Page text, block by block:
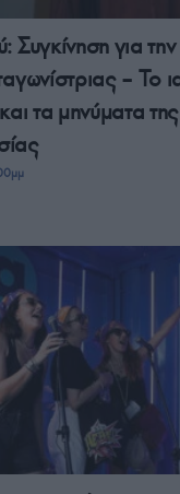
για την
– Το
τα μηνύματα της